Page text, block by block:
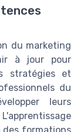
du marketing
à jour pour
stratégies et
du
leurs